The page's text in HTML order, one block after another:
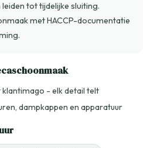
tot tijdelijke sluiting.
met HACCP-documentatie
klantimago - elk detail telt
dampkappen en apparatuur